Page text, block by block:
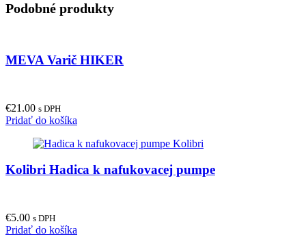
Podobné produkty
MEVA Varič HIKER
€21.00 s DPH
Pridať do košíka
Kolibri Hadica k nafukovacej pumpe
€5.00 s DPH
Pridať do košíka